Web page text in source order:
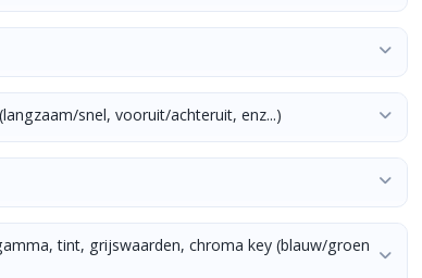
snel, vooruit/achteruit, enz...)
tint, grijswaarden, chroma key (blauw/groen